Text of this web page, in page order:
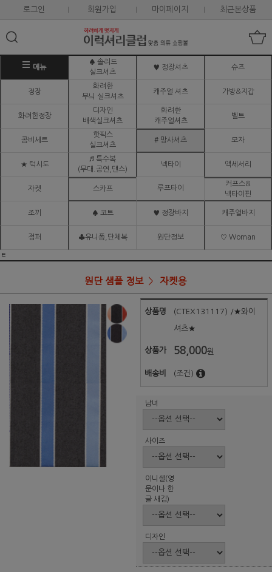
로그인 회원가입 마이페이지 최근본상품
메뉴
♠ 솔리드
실크셔츠
♥ 정장셔츠 슈즈
정장
화려한
무늬 실크셔츠
캐주얼 셔츠 가방&지갑
화려한정장
디자인
배색실크셔츠
화려한
캐주얼셔츠
벨트
콤비세트
핫픽스
실크셔츠
# 망사셔츠 모자
★ 턱시도
♬ 특수복
(무대.공연,댄스)
넥타이 액세서리
자켓 스카프 루프타이
커프스&
넥타이핀
조끼 ♠ 코트 ♥ 정장바지 캐주얼바지
점퍼 ♣유니폼,단체복 원단정보 ♡ Woman
ㅌ
원단 샘플 정보 자켓용
상품명 (CTEX131117) /★와이
셔츠★
상품가 58,000원
배송비 (조건)
남녀
사이즈
이니셜(영
문이나 한
글 새김)
디자인